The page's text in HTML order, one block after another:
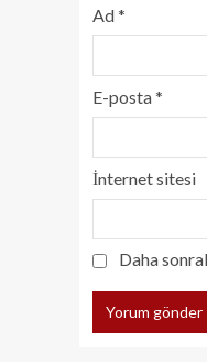
Ad*
E-posta*
İnternet sitesi
Daha